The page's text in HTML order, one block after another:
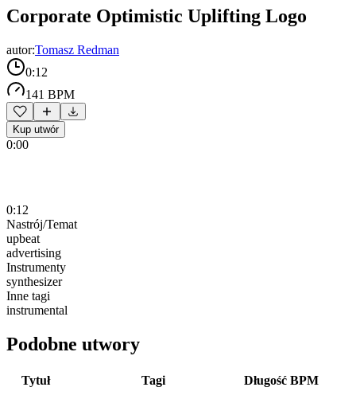
Corporate Optimistic Uplifting Logo
autor:Tomasz Redman
0:12
141 BPM
Kup utwór
0:00
0:12
Nastrój/Temat
upbeat
advertising
Instrumenty
synthesizer
Inne tagi
instrumental
Podobne utwory
Tytuł Tagi Długość BPM